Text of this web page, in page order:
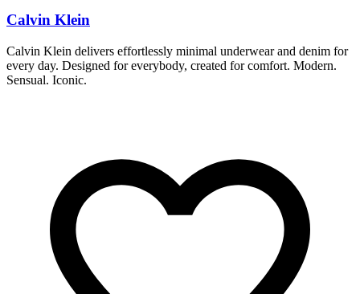
Calvin Klein
Calvin Klein delivers effortlessly minimal underwear and denim for
every day. Designed for everybody, created for comfort. Modern.
Sensual. Iconic.